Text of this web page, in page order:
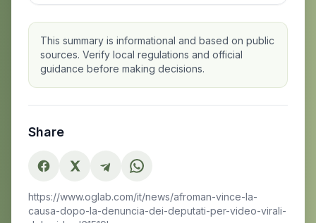
This summary is informational and based on public
sources. Verify local regulations and official
guidance before making decisions.
Share
https://www.oglab.com/it/news/afroman-vince-la-
causa-dopo-la-denuncia-dei-deputati-per-video-virali-